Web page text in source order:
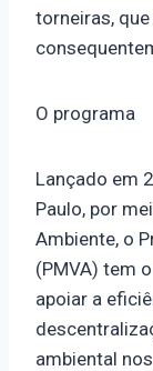
torneiras,
O programa
Lançado em
Paulo, por
Ambiente, o
(PMVA) tem
apoiar a
ambiental